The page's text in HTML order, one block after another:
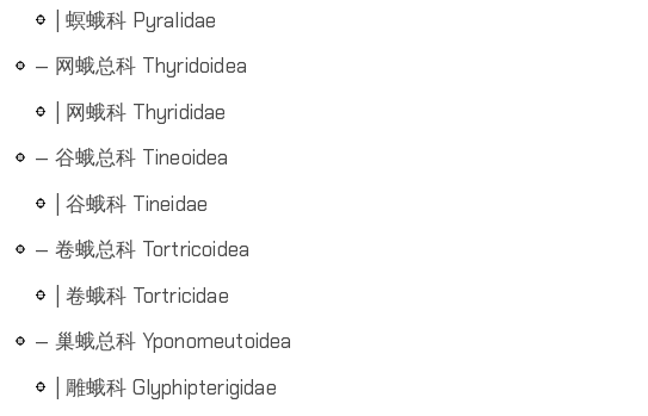
| 螟蛾科 Pyralidae
— 网蛾总科 Thyridoidea
| 网蛾科 Thyrididae
— 谷蛾总科 Tineoidea
| 谷蛾科 Tineidae
— 卷蛾总科 Tortricoidea
| 卷蛾科 Tortricidae
— 巢蛾总科 Yponomeutoidea
| 雕蛾科 Glyphipterigidae